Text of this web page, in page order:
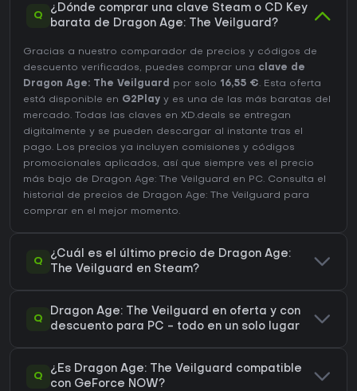
Q
¿Dónde comprar una clave Steam o CD Key
barata de Dragon Age: The Veilguard?
Gracias a nuestro comparador de precios y códigos de
descuento verificados, puedes comprar una clave de
Dragon Age: The Veilguard
por solo 16,55 €. Esta oferta
está disponible en G2Play y es una de las más baratas del
mercado. Todas las claves en XD.deals se entregan
digitalmente y se pueden descargar al instante tras el
pago. Los precios ya incluyen comisiones y códigos
promocionales aplicados, así que siempre ves el precio
más bajo de Dragon Age: The Veilguard en PC. Consulta el
historial de precios de Dragon Age: The Veilguard para
comprar en el mejor momento.
Q
¿Cuál es el último precio de Dragon Age:
The Veilguard en Steam?
Q
Dragon Age: The Veilguard en oferta y con
descuento para PC - todo en un solo lugar
Q
¿Es Dragon Age: The Veilguard compatible
con GeForce NOW?